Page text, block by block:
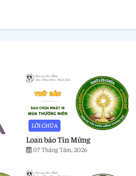
LỜI CHÚA
Loan báo Tin Mừng
07 Tháng Tám, 2026